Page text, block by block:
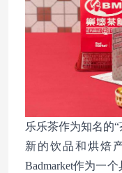
乐乐茶作为知名的
新的饮品和烘焙
Badmarket作为一